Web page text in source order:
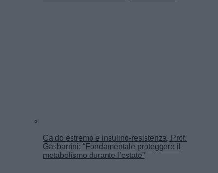
Caldo estremo e insulino-resistenza, Prof.
Gasbarrini: “Fondamentale proteggere il
metabolismo durante l’estate”